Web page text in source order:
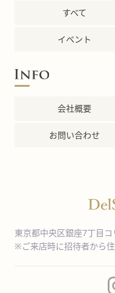
すべて
イベント
会社概要
お問い合わせ
東京都中央区銀座7丁目
※ご来店時に招待者から住